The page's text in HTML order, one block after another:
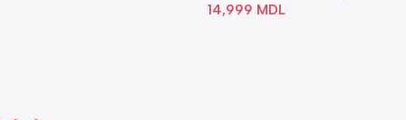
14,999 MDL